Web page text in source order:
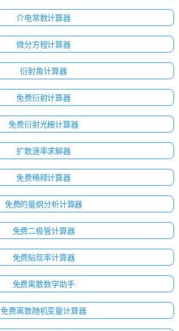
介电常数计算器
微分方程计算器
衍射角计算器
免费衍射计算器
免费衍射光栅计算器
扩散速率求解器
免费稀释计算器
免费的量纲分析计算器
免费二极管计算器
免费贴现率计算器
免费离散数学助手
免费离散随机变量计算器